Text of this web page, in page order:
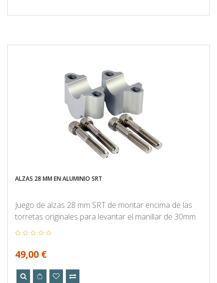
ALZAS 28 MM EN ALUMINIO SRT
Juego de alzas 28 mm SRT de montar encima de las
torretas originales para levantar el manillar de 30mm
49,00 €